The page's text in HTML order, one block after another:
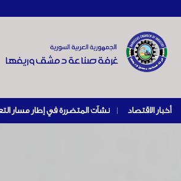
أخبار الاقتصاد |